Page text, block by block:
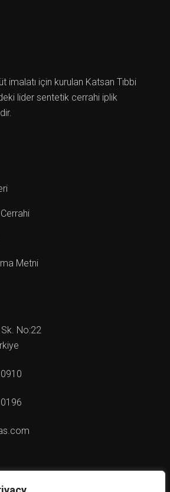
imalatı için kurulan Katsan Tıbbi
lider sentetik cerrahi iplik
Metni
No:22